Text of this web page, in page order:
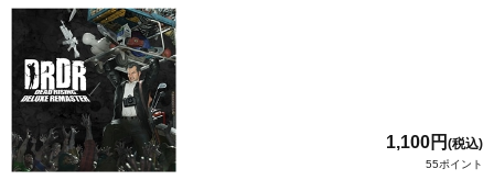
1,100円 (税込)
55ポイント